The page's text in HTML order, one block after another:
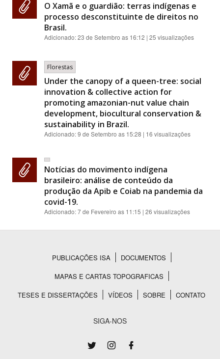
O Xamã e o guardião: terras indígenas e
processo desconstituinte de direitos no
Brasil.
Adicionado:23 de Setembro as 16:12 | 25 visualizações
Florestas
Under the canopy of a queen-tree: social
innovation & collective action for
promoting amazonian-nut value chain
development, biocultural conservation &
sustainability in Brazil.
Adicionado:9 de Setembro as 15:28 | 16 visualizações
Notícias do movimento indígena
brasileiro: análise de conteúdo da
produção da Apib e Coiab na pandemia da
covid-19.
Adicionado:7 de Fevereiro as 11:15 | 26 visualizações
Rodapé
PUBLICAÇÕES ISA
DOCUMENTOS
MAPAS E CARTAS TOPOGRAFICAS
TESES E DISSERTAÇÕES
VÍDEOS SOBRE CONTATO
SIGA-NOS